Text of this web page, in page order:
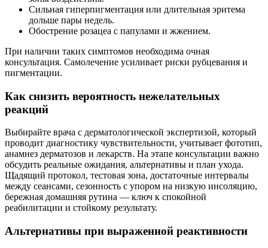
Сильная гиперпигментация или длительная эритема
дольше пары недель.
Обострение розацеа с папулами и жжением.
При наличии таких симптомов необходима очная
консультация. Самолечение усиливает риски рубцевания и
пигментации.
Как снизить вероятность нежелательных
реакций
Выбирайте врача с дерматологической экспертизой, который
проводит диагностику чувствительности, учитывает фототип,
анамнез дерматозов и лекарств. На этапе консультации важно
обсудить реальные ожидания, альтернативы и план ухода.
Щадящий протокол, тестовая зона, достаточные интервалы
между сеансами, сезонность с упором на низкую инсоляцию,
бережная домашняя рутина — ключ к спокойной
реабилитации и стойкому результату.
Альтернативы при выраженной реактивности